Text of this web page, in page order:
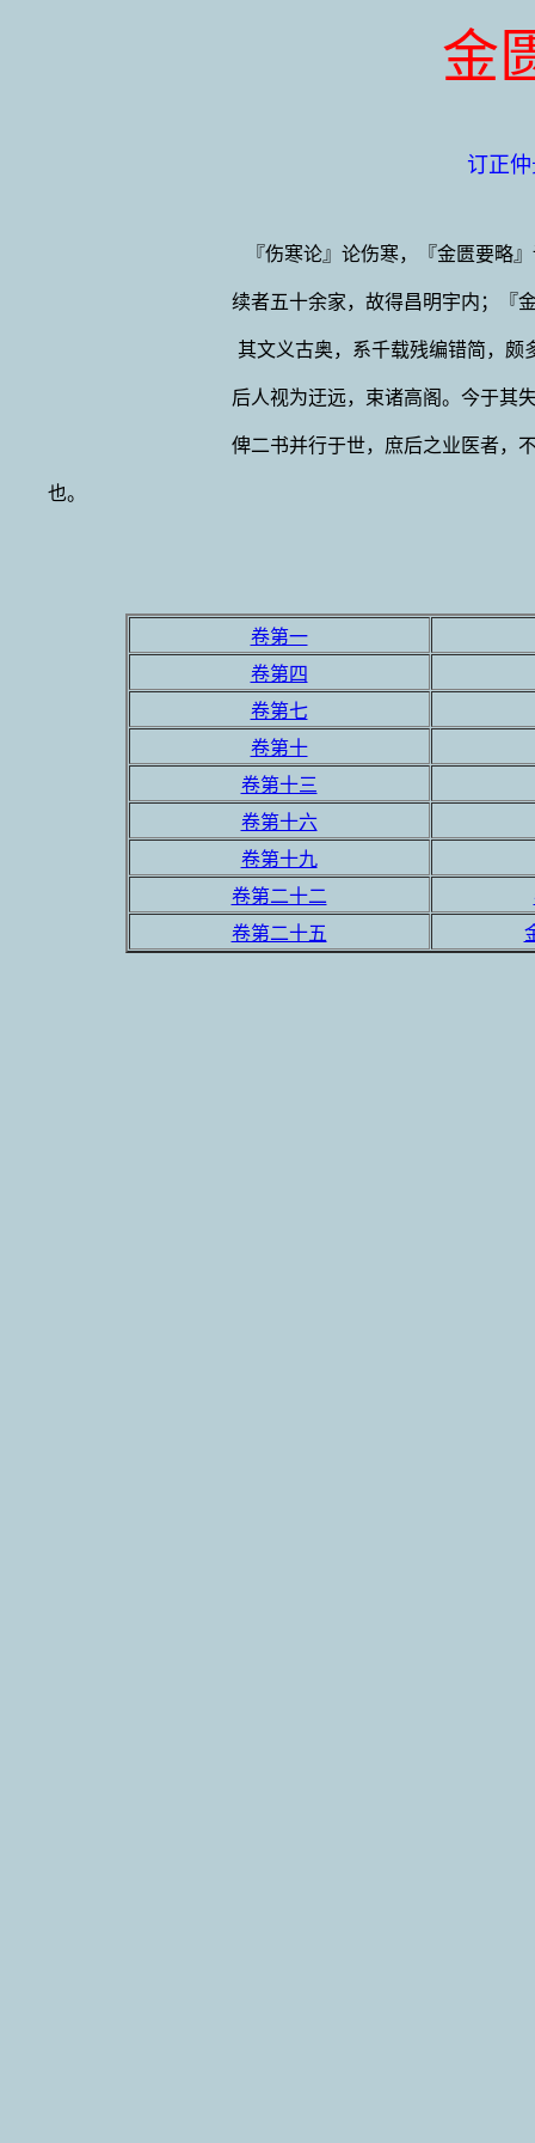
金
订正
『伤寒论』论伤寒，『金匮要略』
续者五十余家，故得昌明宇内；『
其文义古奥，系千载残编错简，颇
后人视为迂远，束诸高阁。今于其
俾二书并行于世，庶后之业医者，
也。
卷第一
卷第四
卷第七
卷第十
卷第十三
卷第十六
卷第十九
卷第二十二
卷第二十五